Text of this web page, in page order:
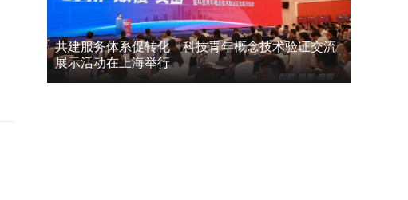
共建服务体系促转化 科技青年概念技术验证交流
展示活动在上海举行